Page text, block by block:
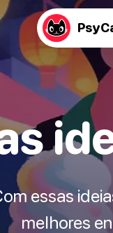
essas
melhores